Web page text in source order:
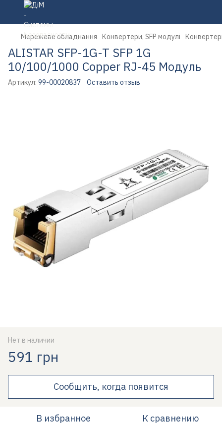
Мережеве обладнання Конвертери, SFP модулі
ALISTAR SFP-1G-T SFP 1G
10/100/1000 Copper RJ-45 Модуль
Артикул: 99-00020837 Оставить отзыв
Нет в наличии
591 грн
Сообщить, когда появится
В избранное К сравнению